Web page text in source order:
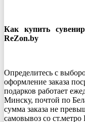
Как купить
ReZon.by
Определитесь с
оформление заказа
подарков работает
Минску, почтой по
сумма заказа не
самовывоз со